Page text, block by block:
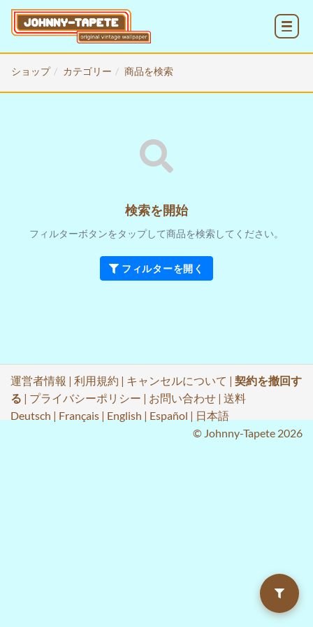
ショップ カテゴリー 商品を検索
検索を開始
フィルターボタンをタップして商品を検索してください。
フィルターを開く
運営者情報 | 利用規約 | キャンセルについて | 契約を撤回す
る | プライバシーポリシー | お問い合わせ | 送料
Deutsch | Français | English | Español | 日本語
© Johnny-Tapete 2026